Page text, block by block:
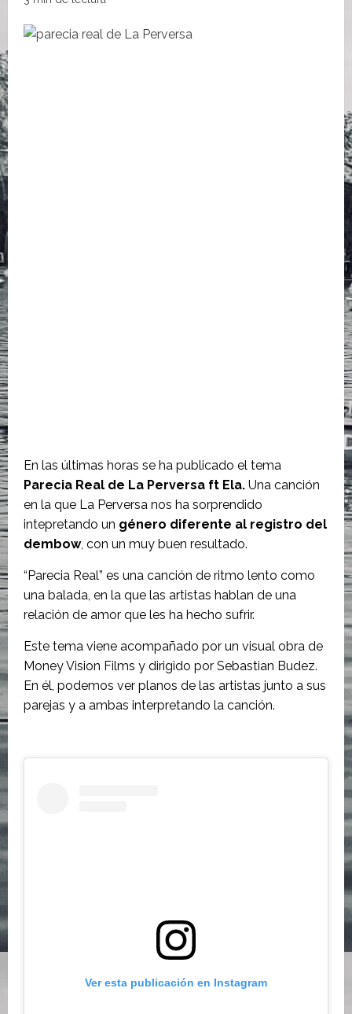
En las últimas horas se ha publicado el tema
Parecia Real de La Perversa ft Ela. Una canción
en la que La Perversa nos ha sorprendido
intepretando un género diferente al registro del
dembow, con un muy buen resultado.
“Parecia Real” es una canción de ritmo lento como
una balada, en la que las artistas hablan de una
relación de amor que les ha hecho sufrir.
Este tema viene acompañado por un visual obra de
Money Vision Films y dirigido por Sebastian Budez.
En él, podemos ver planos de las artistas junto a sus
parejas y a ambas interpretando la canción.
Ver esta publicación en Instagram